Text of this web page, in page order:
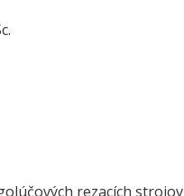
rezacích strojov